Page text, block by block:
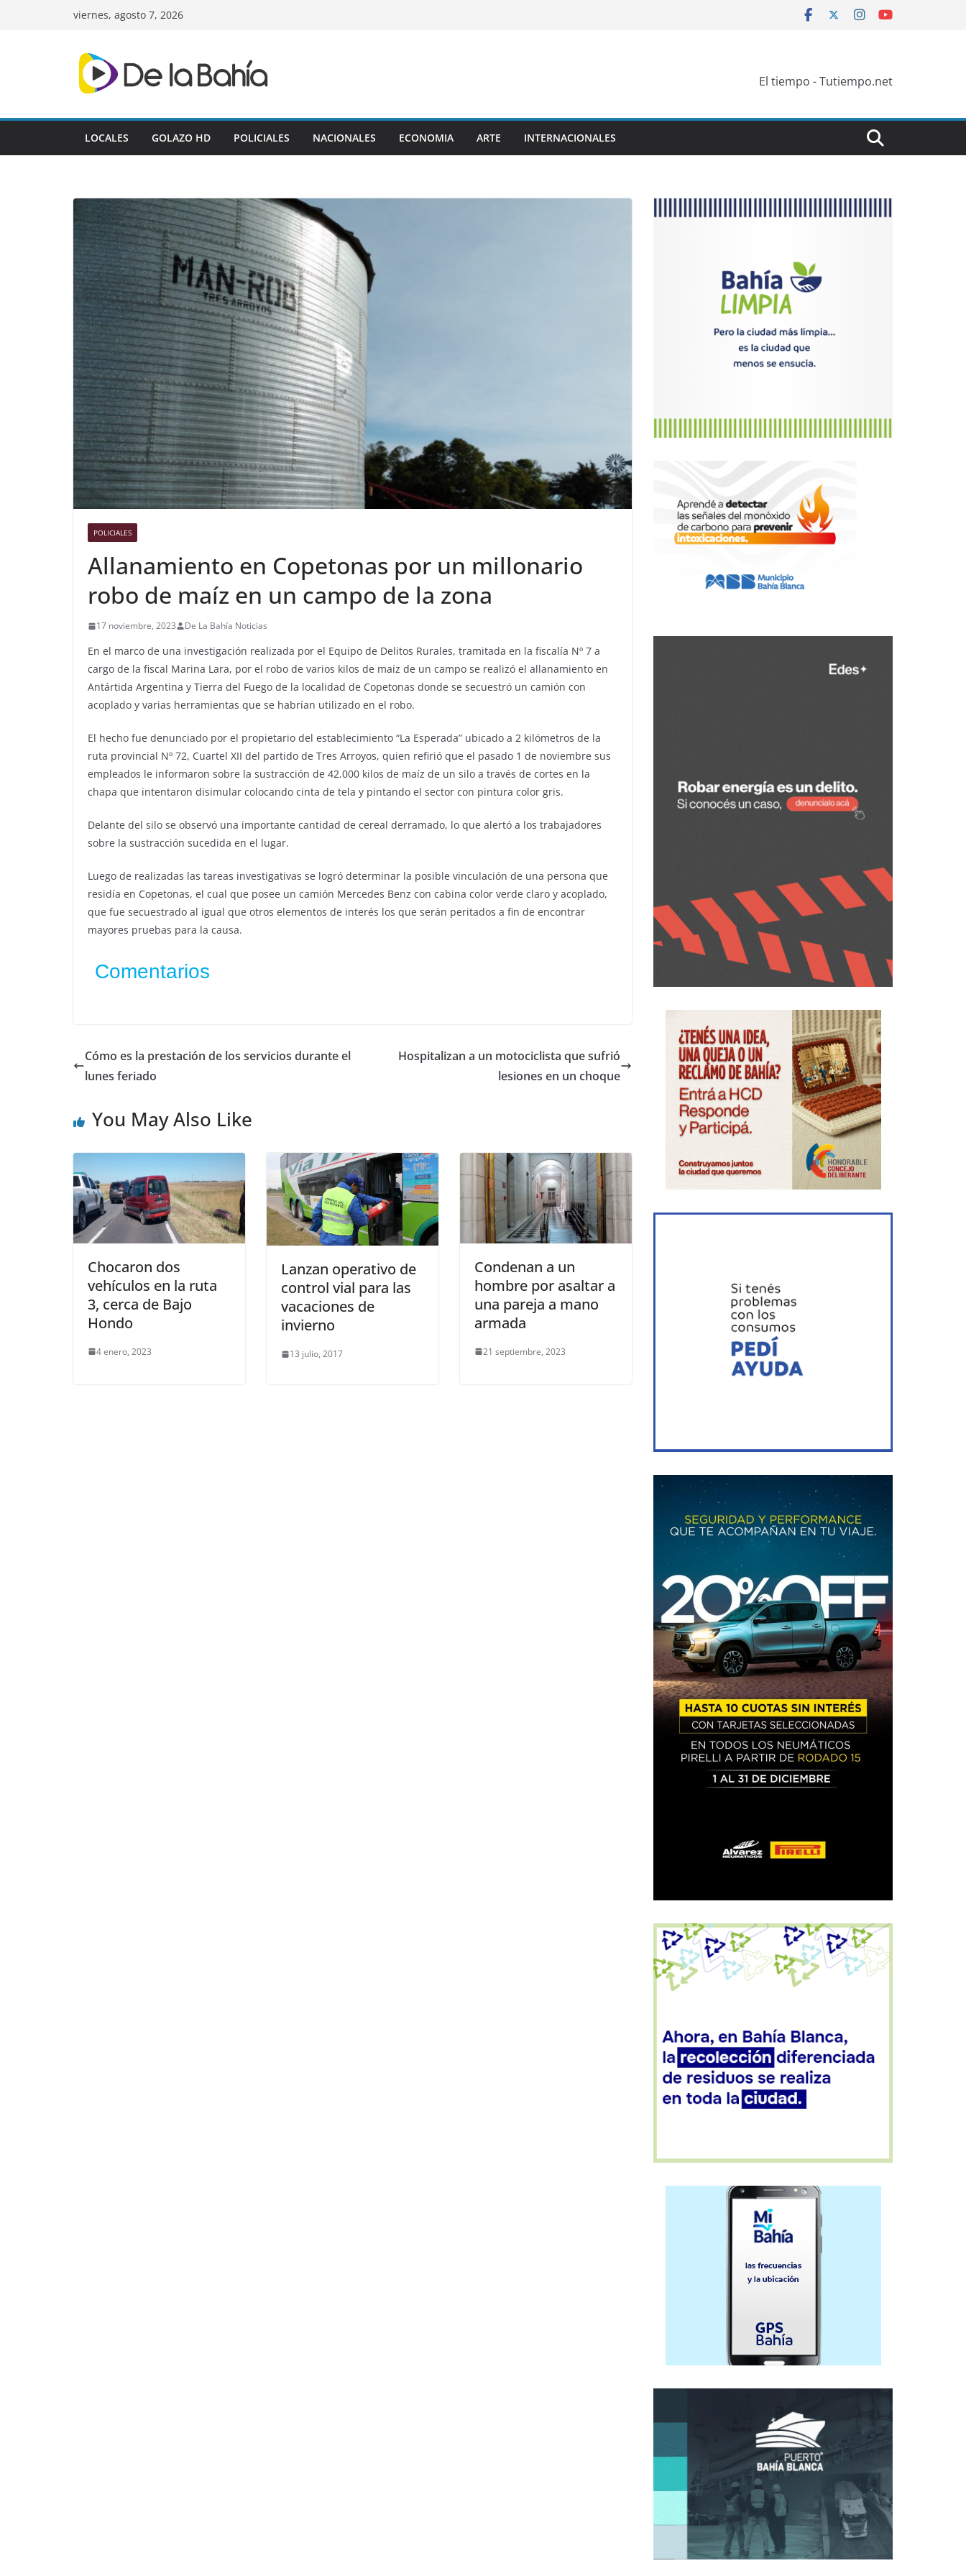
viernes, agosto 7, 2026
El tiempo - Tutiempo.net
LOCALES GOLAZO HD POLICIALES NACIONALES ECONOMIA ARTE INTERNACIONALES
POLICIALES
Allanamiento en Copetonas por un millonario
robo de maíz en un campo de la zona
17 noviembre, 2023 De La Bahía Noticias
En el marco de una investigación realizada por el Equipo de Delitos Rurales, tramitada en la fiscalía Nº 7 a
cargo de la fiscal Marina Lara, por el robo de varios kilos de maíz de un campo se realizó el allanamiento en
Antártida Argentina y Tierra del Fuego de la localidad de Copetonas donde se secuestró un camión con
acoplado y varias herramientas que se habrían utilizado en el robo.
El hecho fue denunciado por el propietario del establecimiento “La Esperada” ubicado a 2 kilómetros de la
ruta provincial Nº 72, Cuartel XII del partido de Tres Arroyos, quien refirió que el pasado 1 de noviembre sus
empleados le informaron sobre la sustracción de 42.000 kilos de maíz de un silo a través de cortes en la
chapa que intentaron disimular colocando cinta de tela y pintando el sector con pintura color gris.
Delante del silo se observó una importante cantidad de cereal derramado, lo que alertó a los trabajadores
sobre la sustracción sucedida en el lugar.
Luego de realizadas las tareas investigativas se logró determinar la posible vinculación de una persona que
residía en Copetonas, el cual que posee un camión Mercedes Benz con cabina color verde claro y acoplado,
que fue secuestrado al igual que otros elementos de interés los que serán peritados a fin de encontrar
mayores pruebas para la causa.
Comentarios
Cómo es la prestación de los servicios durante el
lunes feriado
Hospitalizan a un motociclista que sufrió
lesiones en un choque
You May Also Like
Chocaron dos
vehículos en la ruta
3, cerca de Bajo
Hondo
4 enero, 2023
Lanzan operativo de
control vial para las
vacaciones de
invierno
13 julio, 2017
Condenan a un
hombre por asaltar a
una pareja a mano
armada
21 septiembre, 2023